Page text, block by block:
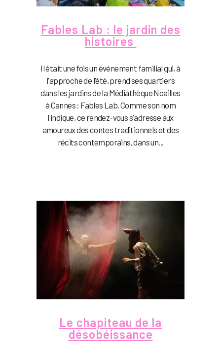
Fables Lab : le jardin des
histoires
Il était une fois un événement familial qui, à
l'approche de l'été, prend ses quartiers
dans les jardins de la Médiathèque Noailles
à Cannes : Fables Lab. Comme son nom
l'indique, ce rendez-vous s'adresse aux
amoureux des contes traditionnels et des
récits contemporains, dans un...
Le chapiteau de la
désobéissance